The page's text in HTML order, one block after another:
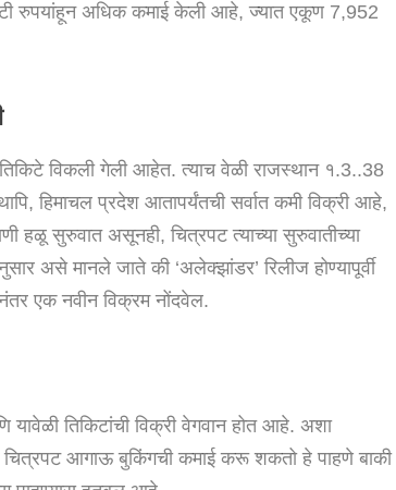
रुपयांहून अधिक कमाई केली आहे, ज्यात एकूण 7,952
विकली गेली आहेत. त्याच वेळी राजस्थान १.3..38
हिमाचल प्रदेश आतापर्यंतची सर्वात कमी विक्री आहे,
सुरुवात असूनही, चित्रपट त्याच्या सुरुवातीच्या
असे मानले जाते की ‘अलेक्झांडर’ रिलीज होण्यापूर्वी
एक नवीन विक्रम नोंदवेल.
तिकिटांची विक्री वेगवान होत आहे. अशा
चित्रपट आगाऊ बुकिंगची कमाई करू शकतो हे पाहणे बाकी